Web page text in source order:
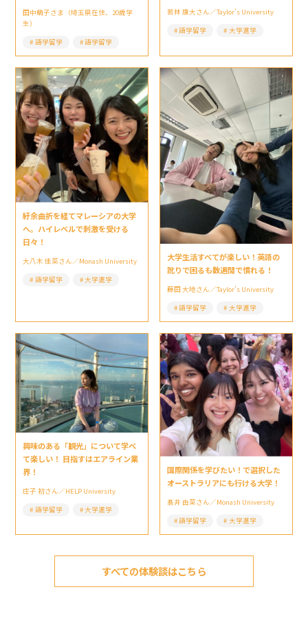
田中萌子さま（埼玉県在住、20歳学
生）
語学留学
語学留学
若林 康大さん／Taylor’s University
語学留学
大学進学
紆余曲折を経てマレーシアの大学
へ。ハイレベルで刺激を受ける
日々！
大八木 佳菜さん／Monash University
語学留学
大学進学
大学生活すべてが楽しい！英語の
訛りで困るも数週間で慣れる！
藤田 大地さん／Taylor’s University
語学留学
大学進学
興味のある「観光」について学べ
て楽しい！ 目指すはエアライン業
界！
庄子 初さん／HELP University
語学留学
大学進学
国際関係を学びたい！で選択した
オーストラリアにも行ける大学！
髙井 由菜さん／Monash University
語学留学
大学進学
すべての体験談はこちら